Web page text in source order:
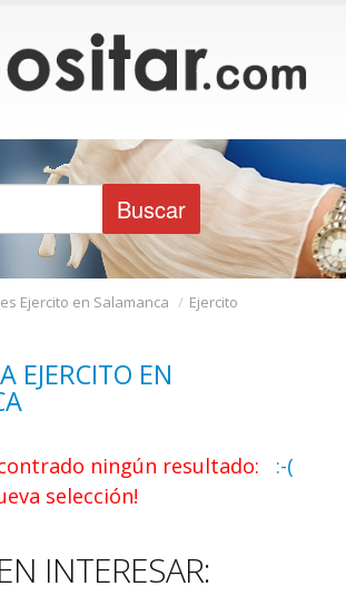
Ejercito en Salamanca / Ejercito
EJERCITO EN
ningún resultado: :-(
selección!
INTERESAR: